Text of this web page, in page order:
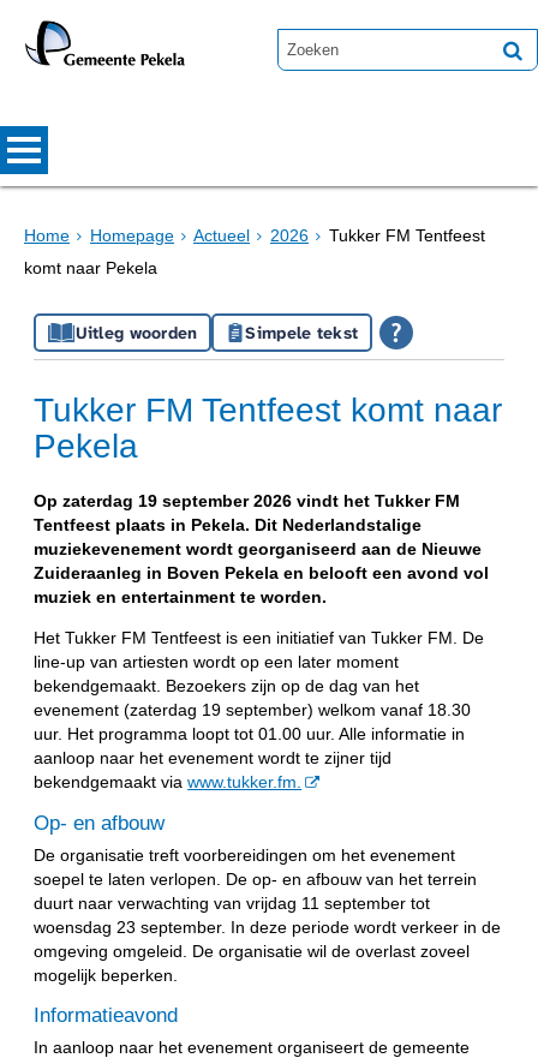
Home Homepage Actueel 2026
Tukker FM Tentfeest
komt naar Pekela
Uitleg woorden Simpele tekst
Tukker FM Tentfeest komt naar
Pekela
Op zaterdag 19 september 2026 vindt het Tukker FM
Tentfeest plaats in Pekela. Dit Nederlandstalige
muziekevenement wordt georganiseerd aan de Nieuwe
Zuideraanleg in Boven Pekela en belooft een avond vol
muziek en entertainment te worden.
Het Tukker FM Tentfeest is een initiatief van Tukker FM. De
line-up van artiesten wordt op een later moment
bekendgemaakt. Bezoekers zijn op de dag van het
evenement (zaterdag 19 september) welkom vanaf 18.30
uur. Het programma loopt tot 01.00 uur. Alle informatie in
aanloop naar het evenement wordt te zijner tijd
bekendgemaakt viawww.tukker.fm.
Op- en afbouw
De organisatie treft voorbereidingen om het evenement
soepel te laten verlopen. De op- en afbouw van het terrein
duurt naar verwachting van vrijdag 11 september tot
woensdag 23 september. In deze periode wordt verkeer in de
omgeving omgeleid. De organisatie wil de overlast zoveel
mogelijk beperken.
Informatieavond
In aanloop naar het evenement organiseert de gemeente